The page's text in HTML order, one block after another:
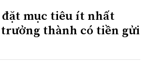
mục tiêu ít nhất
thành có tiền gửi